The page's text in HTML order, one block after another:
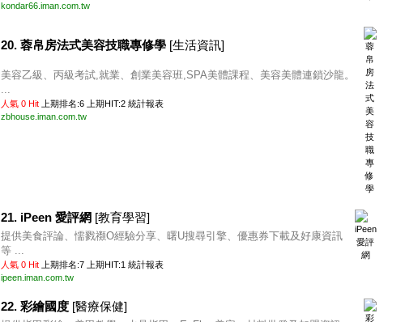
kondar66.iman.com.tw
20. 蓉帛房法式美容技職專修學 [生活資訊]
美容乙級、丙級考試,就業、創業美容班,SPA美體課程、美容美體連鎖沙龍。
...
人氣 0 Hit 上期排名:6 上期HIT:2 統計報表
zbhouse.iman.com.tw
21. iPeen 愛評網 [教育學習]
提供美食評論、懦戮禷O經驗分享、曙U搜尋引擎、優惠券下載及好康資訊
等 ...
人氣 0 Hit 上期排名:7 上期HIT:1 統計報表
ipeen.iman.com.tw
22. 彩繪國度 [醫療保健]